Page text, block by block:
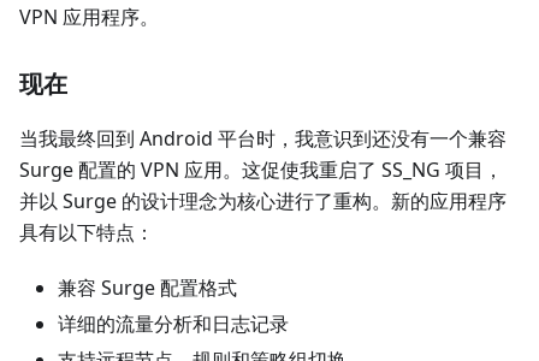
VPN 应用程序。
现在
当我最终回到 Android 平台时，我意识到还没有一个兼容
Surge 配置的 VPN 应用。这促使我重启了 SS_NG 项目，
并以 Surge 的设计理念为核心进行了重构。新的应用程序
具有以下特点：
兼容 Surge 配置格式
详细的流量分析和日志记录